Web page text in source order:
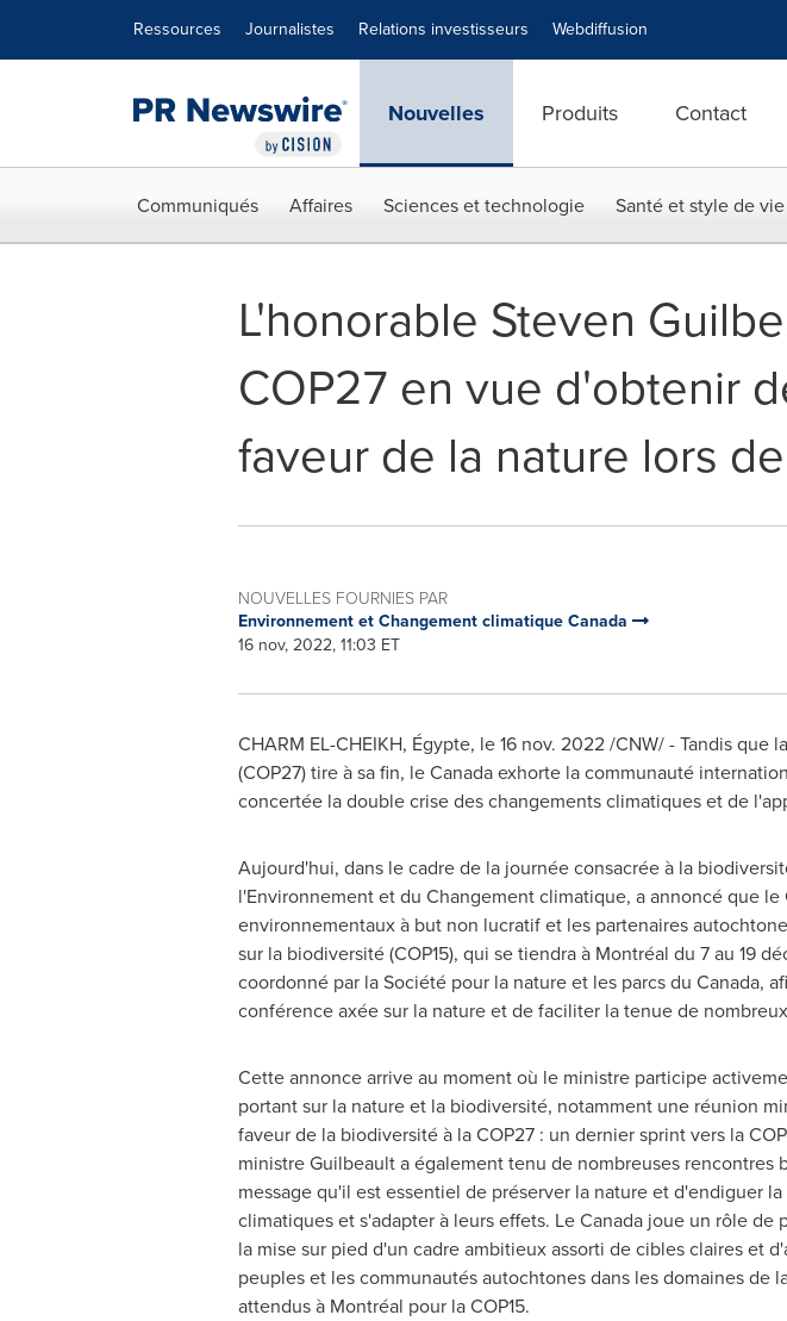
Ressources Journalistes Relations investisseurs Webdiffusion
Nouvelles Produits Contact
Communiqués Affaires Sciences et technologie Santé et style de vie
L'honorable Steven
COP27 en vue d'obtenir
faveur de la nature lors
NOUVELLES FOURNIES PAR
Environnement et Changement climatique Canada
16 nov, 2022, 11:03 ET
CHARM EL-CHEIKH, Égypte, le16 nov. 2022/CNW/ - Tandis que
(COP27)tire à sa fin, le Canada exhorte la communauté
concertée la double crise des changements climatiques et de
Aujourd'hui, dans le cadre de la journée consacrée à la
l'Environnement et du Changement climatique, a annoncé que
environnementaux à but non lucratif et les partenaires
sur la biodiversité(COP15), qui se tiendra à Montréal du 7 au 19
coordonné par la Société pour la nature et les parcs du Canada,
conférence axée sur la nature et de faciliter la tenue de
Cette annonce arrive au moment où le ministre participe
portant sur la nature et la biodiversité, notamment une réunion
faveur de la biodiversité à la COP27 : un dernier sprint vers la
ministre Guilbeault a également tenu de nombreuses
message qu'il est essentiel de préserver la nature et d'endiguer
climatiques et s'adapter à leurs effets. Le Canadajoue un rôle de
la mise sur pied d'un cadre ambitieux assorti de cibles claires et
peuples et les communautés autochtones dans les domaines de
attendus à Montréal pour laCOP15.